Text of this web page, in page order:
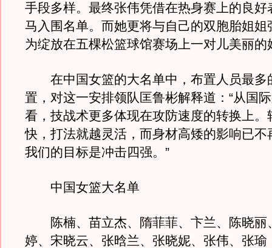
手段多样。最终张伟凭借在热身赛上的良好
马入围名单。而她更将与自己的双胞胎姐姐
为绽放在五棵松篮球馆赛场上一对儿美丽的
在中国女篮的大名单中，布置人员最多
置，对这一安排领队匡鲁彬解释道：“从国
看，技战术更多体现在攻防速度的转换上。
快，打法就越灵活，而身材高矮的影响已不
我们的目标是冲击四强。”
中国女篮大名单
陈楠、苗立杰、隋菲菲、卞兰、陈晓丽
婷、宋晓云、张晗兰、张晓妮、张伟、张瑜